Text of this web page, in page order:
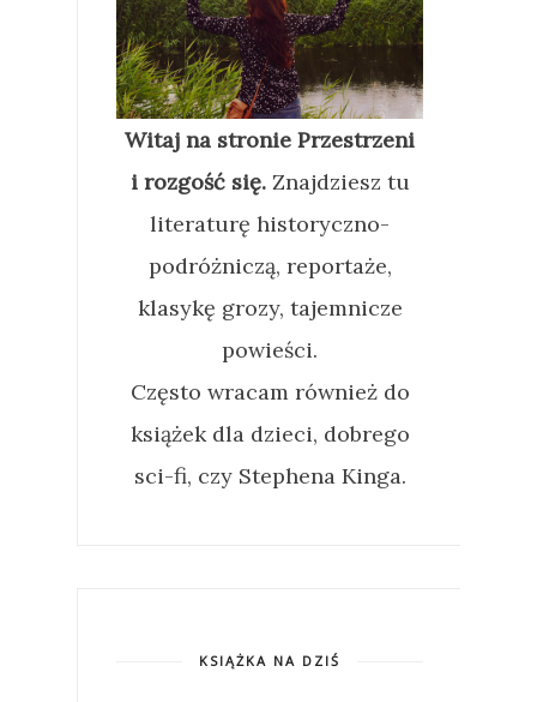
Witaj na stronie Przestrzeni
i rozgość się. Znajdziesz tu
literaturę historyczno-
podróżniczą, reportaże,
klasykę grozy, tajemnicze
powieści.
Często wracam również do
książek dla dzieci, dobrego
sci-fi, czy Stephena Kinga.
KSIĄŻKA NA DZIŚ